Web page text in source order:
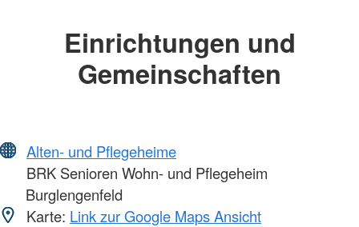
Einrichtungen und
Gemeinschaften
Alten- und Pflegeheime
BRK Senioren Wohn- und Pflegeheim
Burglengenfeld
Karte: Link zur Google Maps Ansicht